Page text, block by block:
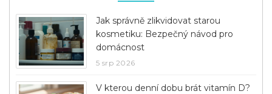
Jak správně zlikvidovat starou
kosmetiku: Bezpečný návod pro
domácnost
5 srp 2026
V kterou denní dobu brát vitamín D?